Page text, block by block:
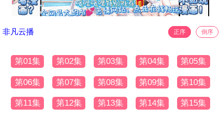
非凡云播 正序 倒序
第01集 第02集 第03集 第04集 第05集
第06集 第07集 第08集 第09集 第10集
第11集 第12集 第13集 第14集 第15集